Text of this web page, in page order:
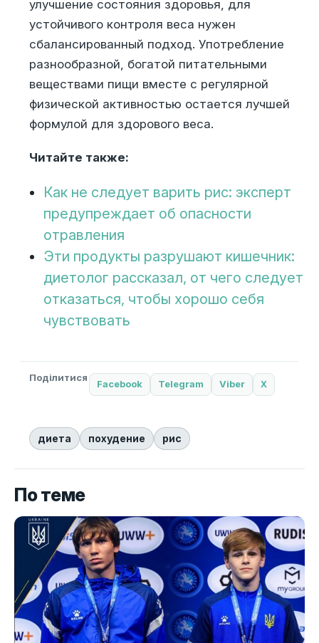
улучшение состояния здоровья, для
устойчивого контроля веса нужен
сбалансированный подход. Употребление
разнообразной, богатой питательными
веществами пищи вместе с регулярной
физической активностью остается лучшей
формулой для здорового веса.
Читайте также:
Как не следует варить рис: эксперт
предупреждает об опасности
отравления
Эти продукты разрушают кишечник:
диетолог рассказал, от чего следует
отказаться, чтобы хорошо себя
чувствовать
Поділитися
Facebook Telegram Viber X
диета похудение рис
По теме